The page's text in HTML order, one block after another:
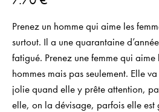
Prenez un homme qui aime les
surtout. Il a une quarantaine
fatigué. Prenez une femme qui
hommes mais pas seulement. Elle
jolie quand elle y prête attention,
elle, on la dévisage, parfois elle est